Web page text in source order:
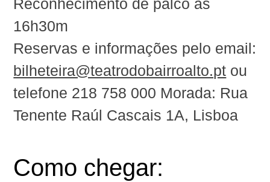
Reconhecimento de palco às
16h30m
Reservas e informações pelo email:
bilheteira@teatrodobairroalto.pt ou
telefone ‪218 758 000‬ Morada: Rua
Tenente Raúl Cascais 1A, Lisboa
Como chegar: